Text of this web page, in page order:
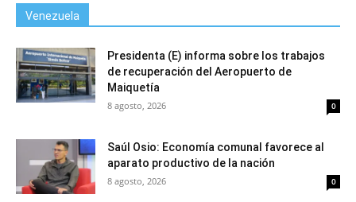
Venezuela
Presidenta (E) informa sobre los trabajos
de recuperación del Aeropuerto de
Maiquetía
8 agosto, 2026 0
Saúl Osio: Economía comunal favorece al
aparato productivo de la nación
8 agosto, 2026 0